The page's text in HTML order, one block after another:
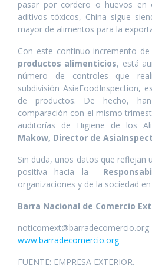
pasar por cordero o huevos en
aditivos tóxicos, China sigue
mayor de alimentos para la
Con este continuo incremento
productos alimenticios, está
número de controles que
subdivisión AsiaFoodInspection,
de productos. De hecho,
comparación con el mismo
auditorí­as de Higiene de los
Makow, Director de
Sin duda, unos datos que reflejan
positiva hacia la
organizaciones y de la sociedad
Barra Nacional de Comercio
noticomext@barradecomercio.org
www.barradecomercio.org
FUENTE: EMPRESA EXTERIOR.